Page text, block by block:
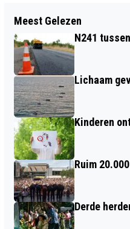
NA 54 JAAR OVER
MARATHON: DA’S
WERELDRECORD!
Meest Gelezen
N241
Lichaam
Kinderen
Ruim
Derde